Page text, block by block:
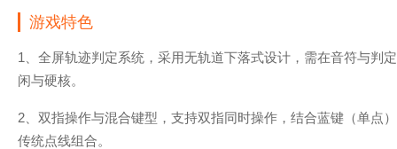
游戏特色
1、全屏轨迹判定系统，采用无轨道下落式设计，需在音符与判
闲与硬核。
2、双指操作与混合键型，支持双指同时操作，结合蓝键（单点
传统点线组合。